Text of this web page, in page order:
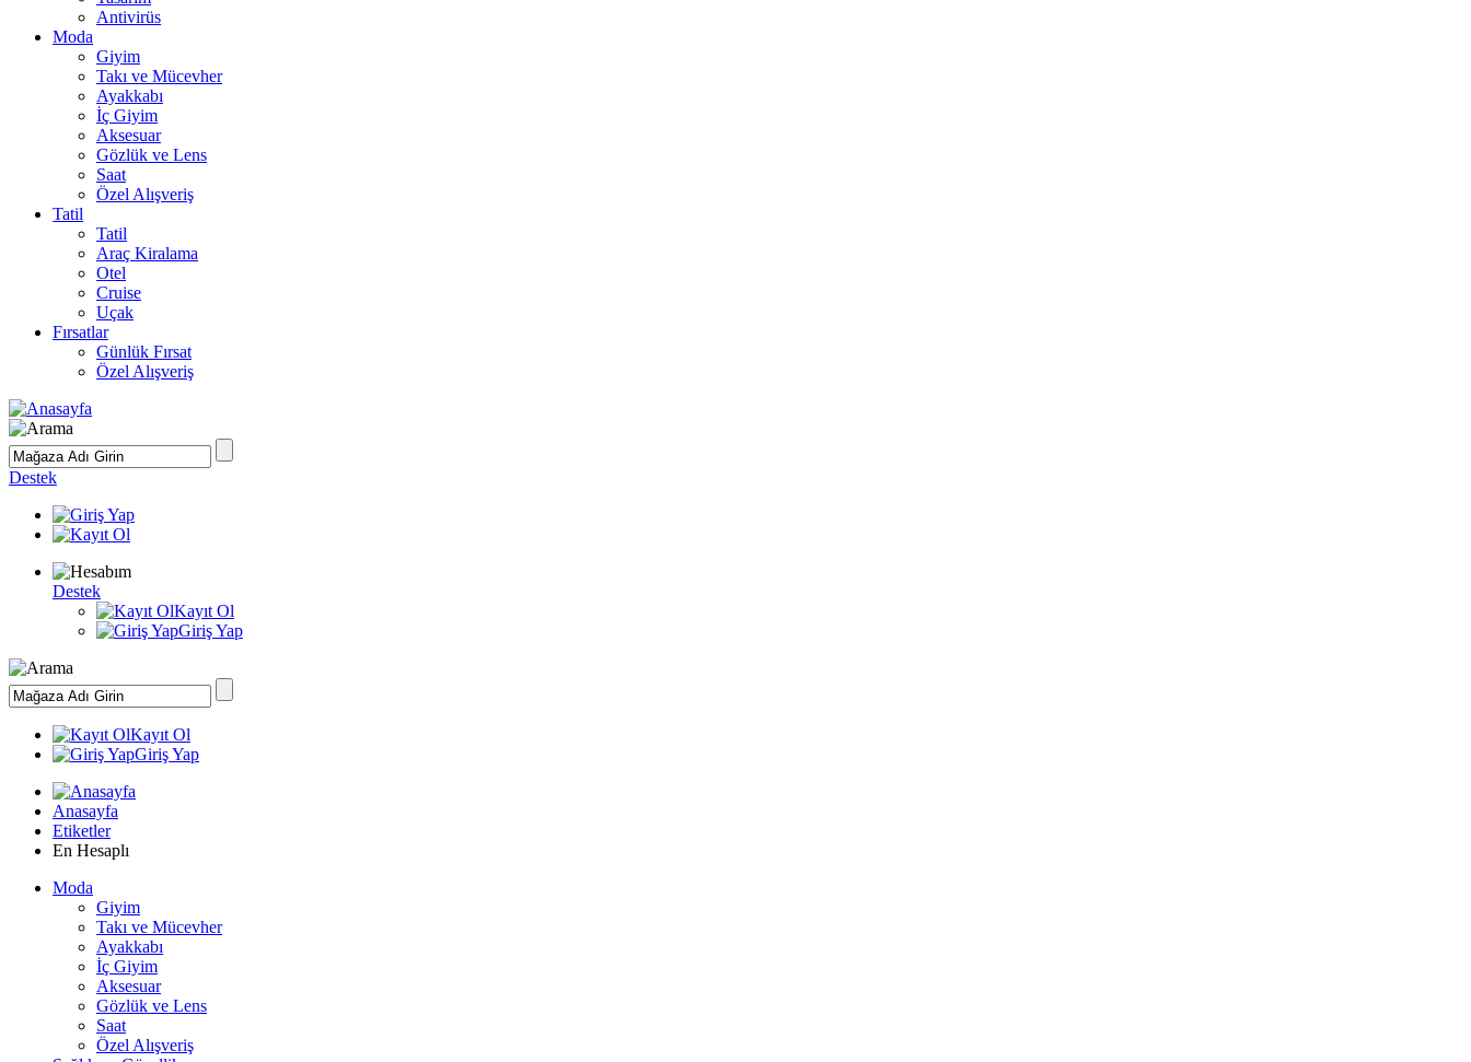
Antivirüs
Moda
Giyim
Takı ve Mücevher
Ayakkabı
İç Giyim
Aksesuar
Gözlük ve Lens
Saat
Özel Alışveriş
Tatil
Tatil
Araç Kiralama
Otel
Cruise
Uçak
Fırsatlar
Günlük Fırsat
Özel Alışveriş
Destek
Destek
Kayıt Ol
Giriş Yap
Kayıt Ol
Giriş Yap
Anasayfa
Etiketler
En Hesaplı
Moda
Giyim
Takı ve Mücevher
Ayakkabı
İç Giyim
Aksesuar
Gözlük ve Lens
Saat
Özel Alışveriş